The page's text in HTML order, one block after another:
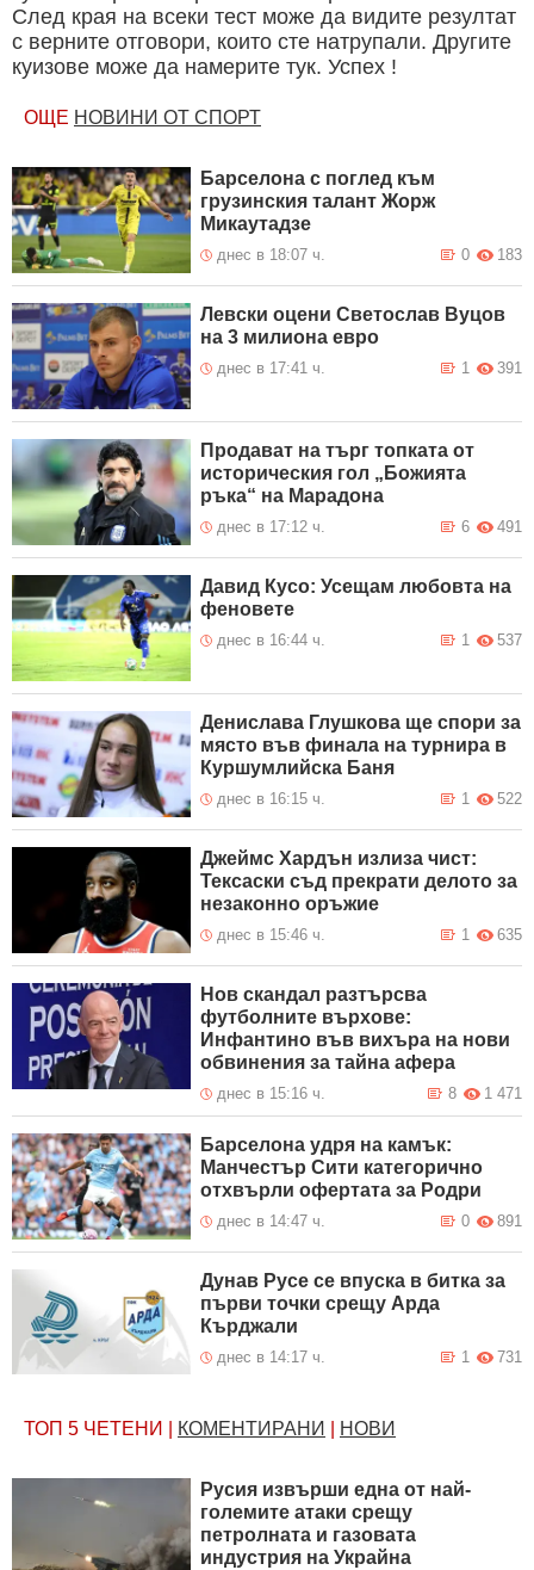
След края на всеки тест може да видите резултат
с верните отговори, които сте натрупали. Другите
куизове може да намерите тук. Успех !
ОЩЕ НОВИНИ ОТ СПОРТ
Барселона с поглед към
грузинския талант Жорж
Микаутадзе
днес в 18:07 ч. 183
0
Левски оцени Светослав Вуцов
на 3 милиона евро
днес в 17:41 ч. 391
1
Продават на търг топката от
историческия гол „Божията
ръка“ на Марадона
днес в 17:12 ч. 491
6
Давид Кусо: Усещам любовта на
феновете
днес в 16:44 ч. 537
1
Денислава Глушкова ще спори за
място във финала на турнира в
Куршумлийска Баня
днес в 16:15 ч. 522
1
Джеймс Хардън излиза чист:
Тексаски съд прекрати делото за
незаконно оръжие
днес в 15:46 ч. 635
1
Нов скандал разтърсва
футболните върхове:
Инфантино във вихъра на нови
обвинения за тайна афера
днес в 15:16 ч. 1 471
8
Барселона удря на камък:
Манчестър Сити категорично
отхвърли офертата за Родри
днес в 14:47 ч. 891
0
Дунав Русе се впуска в битка за
първи точки срещу Арда
Кърджали
днес в 14:17 ч. 731
1
ТОП 5 ЧЕТЕНИ КОМЕНТИРАНИ НОВИ
Русия извърши една от най-
големите атаки срещу
петролната и газовата
индустрия на Украйна